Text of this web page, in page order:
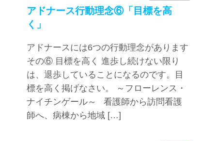
アドナース行動理念⑥「目標を高
く」
アドナースには6つの行動理念があります
その⑥ 目標を高く 進歩し続けない限り
は、退歩していることになるのです。目
標を高く掲げなさい。 ～フローレンス・
ナイチンゲール～ 看護師から訪問看護
師へ、病棟から地域 […]